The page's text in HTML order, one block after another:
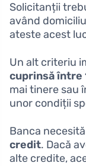
Solicitanții
având
ateste acest
Un alt criteriu
cuprinsă între
mai tinere sau
unor condiții
Banca
credit. Dacă
alte credite,